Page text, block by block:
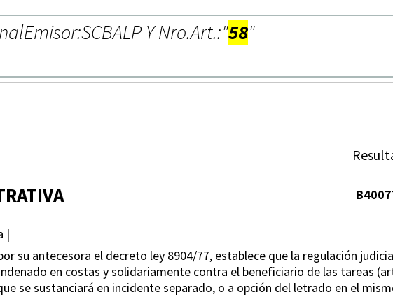
Y Nro.Art.:"58"
|
su antecesora el decreto ley 8904/77, establece que la regulación
en costas y solidariamente contra el beneficiario de las tareas
se sustanciará en incidente separado, o a opción del letrado en el